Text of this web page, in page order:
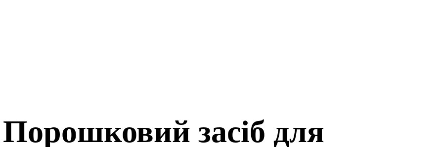
засіб для